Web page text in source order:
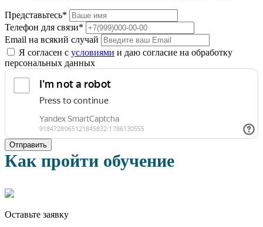
Представьтесь*
Телефон для связи*
Email на всякий случай
Я согласен с условиями и даю согласие на обработку
персональных данных
Отправить
Как пройти обучение
Оставьте заявку